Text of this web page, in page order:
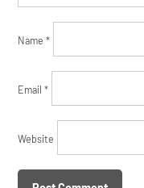
Name*
Email*
Website